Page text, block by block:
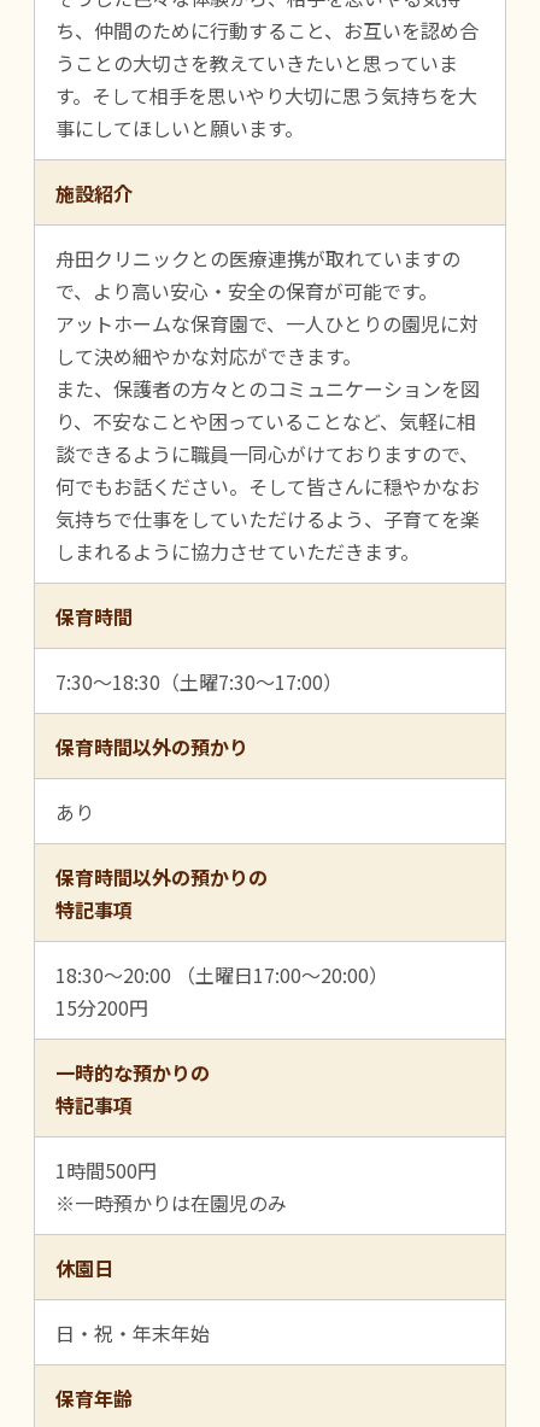
ち、仲間のために行動すること、お互いを認め合
うことの大切さを教えていきたいと思っていま
す。そして相手を思いやり大切に思う気持ちを大
事にしてほしいと願います。
施設紹介
舟田クリニックとの医療連携が取れていますの
で、より高い安心・安全の保育が可能です。
アットホームな保育園で、一人ひとりの園児に対
して決め細やかな対応ができます。
また、保護者の方々とのコミュニケーションを図
り、不安なことや困っていることなど、気軽に相
談できるように職員一同心がけておりますので、
何でもお話ください。そして皆さんに穏やかなお
気持ちで仕事をしていただけるよう、子育てを楽
しまれるように協力させていただきます。
保育時間
7:30～18:30（土曜7:30～17:00）
保育時間以外の預かり
あり
保育時間以外の預かりの
特記事項
18:30～20:00 （土曜日17:00～20:00）
15分200円
一時的な預かりの
特記事項
1時間500円
※一時預かりは在園児のみ
休園日
日・祝・年末年始
保育年齢